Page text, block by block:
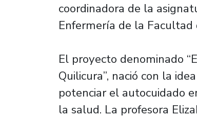
coordinadora de la
Enfermería de la Facultad
El proyecto denominado
Quilicura”, nació con la
potenciar el autocuidado
la salud. La profesora